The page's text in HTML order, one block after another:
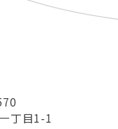
丁目1-1